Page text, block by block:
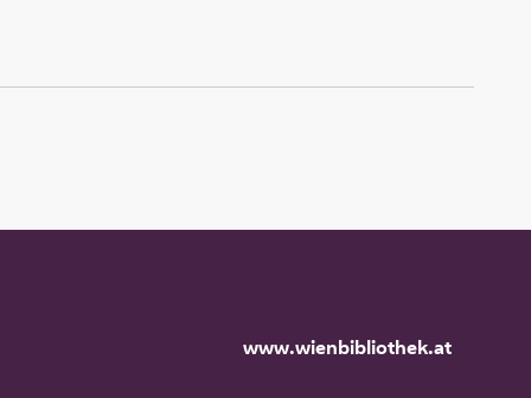
www.wienbibliothek.at